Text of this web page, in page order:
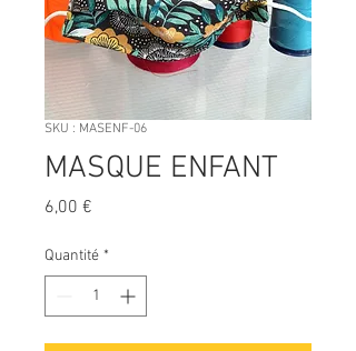
SKU : MASENF-06
MASQUE ENFANT
6,00 €
Quantité *